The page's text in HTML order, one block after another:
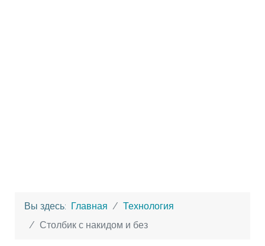
Вы здесь: Главная
Технология
Столбик с накидом и без